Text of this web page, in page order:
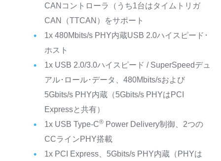
CANコントローラ（うち1台はタイムトリガ
CAN（TTCAN）をサポート
1x 480Mbits/s PHY内蔵USB 2.0ハイスピード･
ホスト
1x USB 2.0/3.0ハイスピード / SuperSpeedデュ
アル･ロール･データ、480Mbits/sおよび
5Gbits/s PHY内蔵（5Gbits/s PHYはPCI
Expressと共有）
1x USB Type-C®Power Delivery制御、2つの
CCラインPHY搭載
1x PCI Express、5Gbits/s PHY内蔵（PHYは